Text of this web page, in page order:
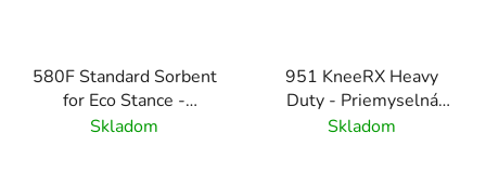
580F Standard Sorbent
for Eco Stance -
Priemyselná vysoko
Skladom
951 KneeRX Heavy
Duty - Priemyselná
podložka na kľačanie -
Skladom